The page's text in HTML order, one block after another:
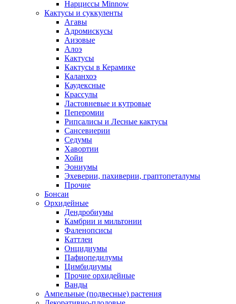
Нарциссы Minnow
Кактусы и суккуленты
Агавы
Адромискусы
Аизовые
Алоэ
Кактусы
Кактусы в Керамике
Каланхоэ
Каудексные
Крассулы
Ластовневые и кутровые
Пеперомии
Рипсалисы и Лесные кактусы
Сансевиерии
Седумы
Хавортии
Хойи
Эониумы
Эхеверии, пахиверии, граптопеталумы
Прочие
Бонсаи
Орхидейные
Дендробиумы
Камбрии и мильтонии
Фаленопсисы
Каттлеи
Онцидиумы
Пафиопедилумы
Цимбидиумы
Прочие орхидейные
Ванды
Ампельные (подвесные) растения